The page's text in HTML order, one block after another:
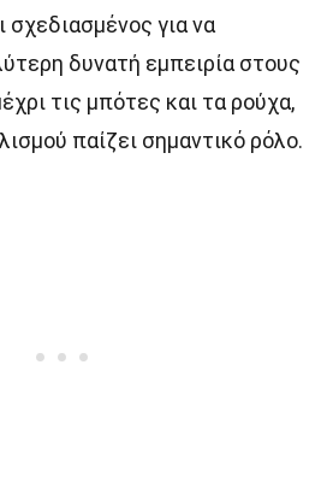
σχεδιασμένος για να
δυνατή εμπειρία στους
τις μπότες και τα ρούχα,
παίζει σημαντικό ρόλο.